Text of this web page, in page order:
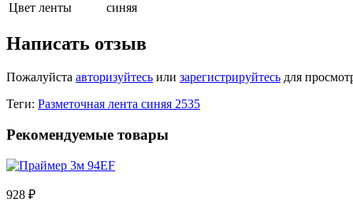
Цвет ленты
синяя
Написать отзыв
Пожалуйста авторизуйтесь или зарегистрируйтесь для
Теги: Разметочная лента синяя 2535
Рекомендуемые товары
928 ₽